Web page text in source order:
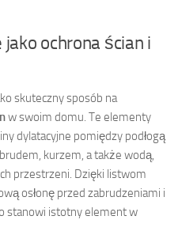
ochrona ścian i
skuteczny sposób na
w swoim domu. Te elementy
dylatacyjne pomiędzy podłogą
kurzem, a także wodą,
przestrzeni. Dzięki listwom
osłonę przed zabrudzeniami i
stanowi istotny element w